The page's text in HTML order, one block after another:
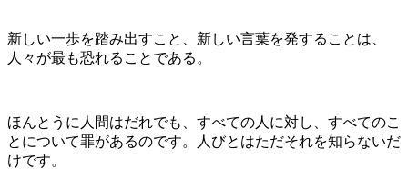
新しい一歩を踏み出すこと、新しい言葉を発することは、
人々が最も恐れることである。
ほんとうに人間はだれでも、すべての人に対し、すべてのこ
とについて罪があるのです。人びとはただそれを知らないだ
けです。